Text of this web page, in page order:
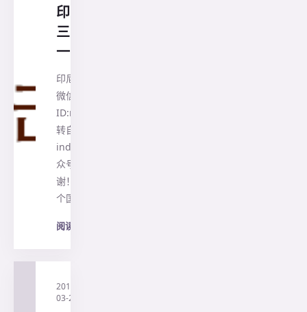
印尼国花有
三!你可知其
一?
印尼千岛旅行社
微信公众号
ID:nusarayatour
转自Cri印尼
indonesia微信公
众号，在此鸣
谢！ 国花是指一
个国家用来…
阅读全文
2019-
03-21